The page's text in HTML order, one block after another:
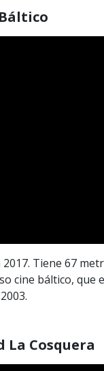
Tiene 67
cine báltico, que
La Cosquera